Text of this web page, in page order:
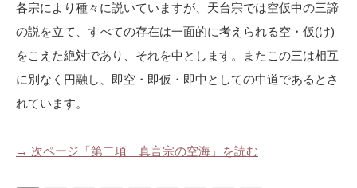
各宗により種々に説いていますが、天台宗では空仮中の三諦
の説を立て、すべての存在は一面的に考えられる空・仮(け)
をこえた絶対であり、それを中とします。またこの三は相互
に別なく円融し、即空・即仮・即中としての中道であるとさ
れています。
→ 次ページ「第二項 真言宗の空海」を読む